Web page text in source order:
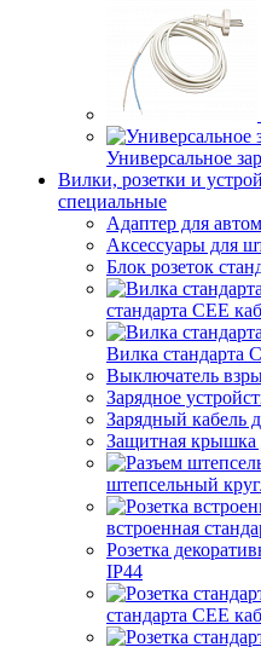
Универсальное
Вилки, розетки и
специальные
Адаптер для
Аксессуары для
Блок розеток
стандарта CEE
Вилка стандарта
Выключатель
Зарядное
Зарядный кабель
Защитная крышка
штепсельный
встроенная
Розетка
IP44
стандарта СЕЕ